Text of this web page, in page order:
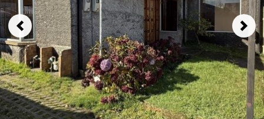
Previous Next